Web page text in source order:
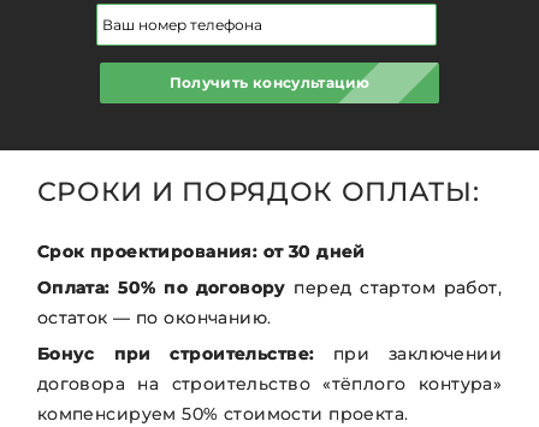
Получить консультацию
СРОКИ И ПОРЯДОК ОПЛАТЫ:
Срок проектирования: от 30 дней
Оплата: 50% по договору перед стартом работ,
остаток — по окончанию.
Бонус при строительстве: при заключении
договора на строительство «тёплого контура»
компенсируем 50% стоимости проекта.